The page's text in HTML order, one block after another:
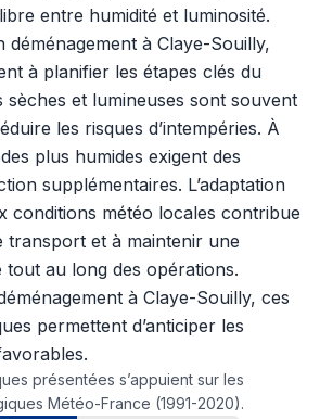
entre humidité et luminosité.
déménagement à Claye-Souilly,
à planifier les étapes clés du
sèches et lumineuses sont souvent
les risques d’intempéries. À
plus humides exigent des
supplémentaires. L’adaptation
conditions météo locales contribue
transport et à maintenir une
tout au long des opérations.
à Claye-Souilly, ces
permettent d’anticiper les
présentées s’appuient sur les
Météo-France (1991-2020).